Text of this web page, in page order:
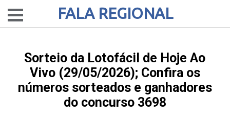
FALA REGIONAL
Sorteio da Lotofácil de Hoje Ao
Vivo (29/05/2026); Confira os
números sorteados e ganhadores
do concurso 3698